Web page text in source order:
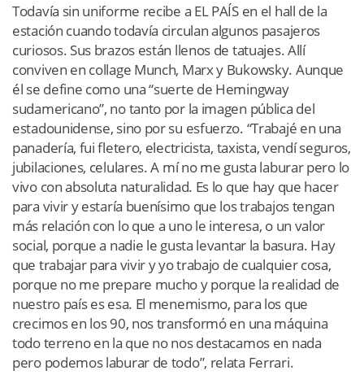
Todavía sin uniforme recibe a EL PAÍS en el hall de la
estación cuando todavía circulan algunos pasajeros
curiosos. Sus brazos están llenos de tatuajes. Allí
conviven en collage Munch, Marx y Bukowsky. Aunque
él se define como una “suerte de Hemingway
sudamericano”, no tanto por la imagen pública del
estadounidense, sino por su esfuerzo. “Trabajé en una
panadería, fui fletero, electricista, taxista, vendí seguros,
jubilaciones, celulares. A mí no me gusta laburar pero lo
vivo con absoluta naturalidad. Es lo que hay que hacer
para vivir y estaría buenísimo que los trabajos tengan
más relación con lo que a uno le interesa, o un valor
social, porque a nadie le gusta levantar la basura. Hay
que trabajar para vivir y yo trabajo de cualquier cosa,
porque no me prepare mucho y porque la realidad de
nuestro país es esa. El menemismo, para los que
crecimos en los 90, nos transformó en una máquina
todo terreno en la que no nos destacamos en nada
pero podemos laburar de todo”, relata Ferrari.